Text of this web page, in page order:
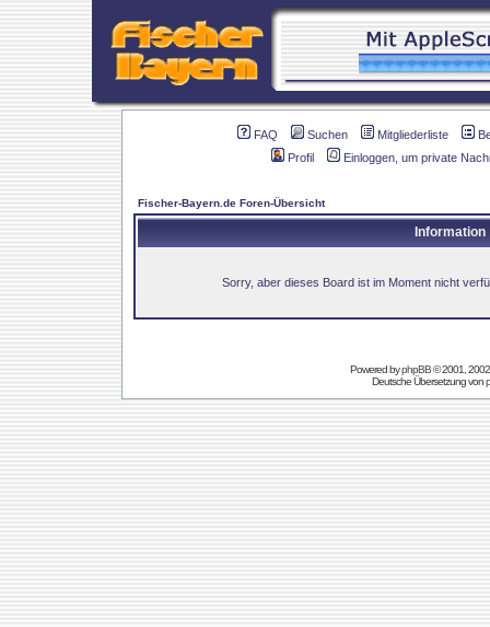
FAQ Suchen Mitgliederliste
Profil
Einloggen, um private
Fischer-Bayern.de Foren-Übersicht
Information
Sorry, aber dieses Board ist im Moment nicht
Powered byphpBB© 2001,
Deutsche Übersetzung von